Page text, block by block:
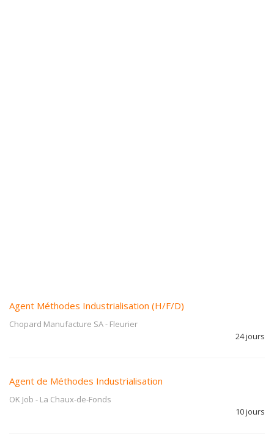
Agent Méthodes Industrialisation (H/F/D)
Chopard Manufacture SA- Fleurier
24 jours
Agent de Méthodes Industrialisation
OK Job - La Chaux-de-Fonds
10 jours